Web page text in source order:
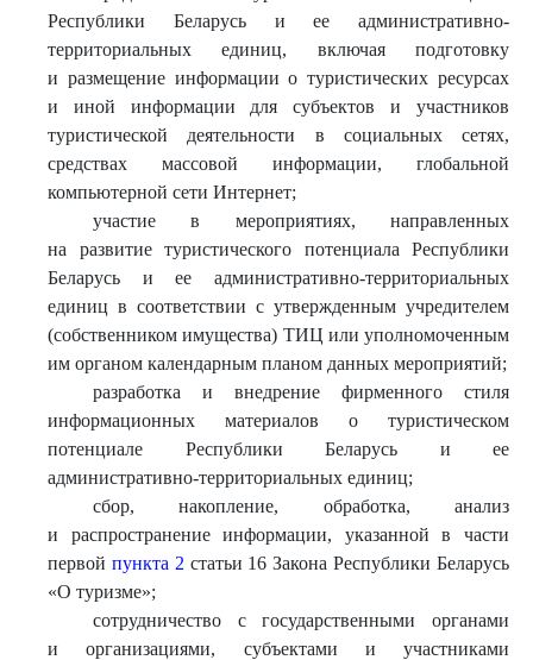
Республики Беларусь и ее административно-
территориальных единиц, включая подготовку
и размещение информации о туристических ресурсах
и иной информации для субъектов и участников
туристической деятельности в социальных сетях,
средствах массовой информации, глобальной
компьютерной сети Интернет;
участие в мероприятиях, направленных
на развитие туристического потенциала Республики
Беларусь и ее административно-территориальных
единиц в соответствии с утвержденным учредителем
(собственником имущества) ТИЦ или уполномоченным
им органом календарным планом данных мероприятий;
разработка и внедрение фирменного стиля
информационных материалов о туристическом
потенциале Республики Беларусь и ее
административно-территориальных единиц;
сбор, накопление, обработка, анализ
и распространение информации, указанной в части
первой пункта 2 статьи 16 Закона Республики Беларусь
«О туризме»;
сотрудничество с государственными органами
и организациями, субъектами и участниками